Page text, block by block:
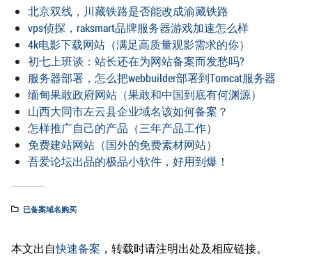
北京双线，川藏铁路是否能改成渝藏铁路
vps侦探，raksmart品牌服务器游戏加速怎么样
4k电影下载网站（满足高质量观影需求的你）
初七上班谈：站长还在为网站备案而发愁吗?
服务器部署，怎么把webbuilder部署到Tomcat服务器
缅甸果敢政府网站（果敢和中国到底有何渊源）
山西大同市左云县企业域名该如何备案？
怎样推广自己的产品（三年产品工作）
免费建站网站（国外的免费素材网站）
吾爱论坛出品的极品小软件，好用到爆！
已备案域名购买
本文出自快速备案 ，转载时请注明出处及相应链接。